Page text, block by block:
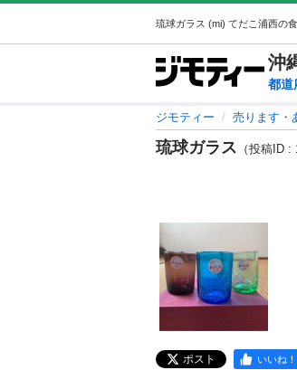
沖
都道
ジモティー 売ります・
琉球ガラス （投稿ID :
ポスト いいね！